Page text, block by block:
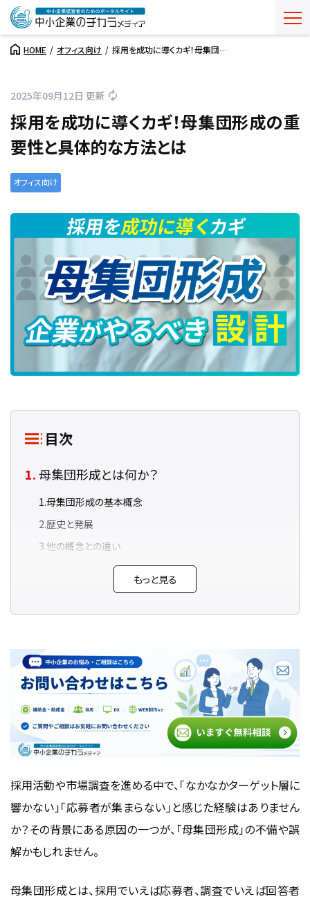
HOME オフィス向け 採用を成功に導くカギ！母集団…
2025年09月12日 更新
採用を成功に導くカギ！母集団形成の重
要性と具体的な方法とは
オフィス向け
目次
母集団形成とは何か？
母集団形成の基本概念
歴史と発展
他の概念との違い
具体例を用いた説明
採用・調査に共通する「母集団形成」の基本と
実践ポイント
なぜ母集団形成が重要なのか？採用・調査に共通する役
割と影響
プロセスのどこに位置する？適切なタイミングと設計の考
え方
ターゲット設定・サンプリングの基本とその精度がもたらす
効果
実例から学ぶ
よくある課題とその解決法：曖昧な設計・偏り・再現性の低
下を防ぐには
良い人材を引き寄せる母集団形成が企業にも
たらすメリット
もっと見る
採用活動や市場調査を進める中で、「なかなかターゲット層に
響かない」「応募者が集まらない」と感じた経験はありません
か？その背景にある原因の一つが、「母集団形成」の不備や誤
解かもしれません。
母集団形成とは、採用でいえば応募者、調査でいえば回答者